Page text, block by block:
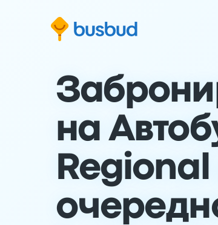
к форме поиска
к основной информации
к нижнему колонтитулу
на